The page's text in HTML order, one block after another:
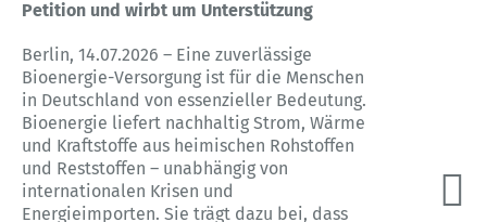
Petition und wirbt um Unterstützung
Berlin, 14.07.2026 – Eine zuverlässige
Bioenergie-Versorgung ist für die Menschen
in Deutschland von essenzieller Bedeutung.
Bioenergie liefert nachhaltig Strom, Wärme
und Kraftstoffe aus heimischen Rohstoffen
und Reststoffen – unabhängig von
internationalen Krisen und
Energieimporten. Sie trägt dazu bei, dass